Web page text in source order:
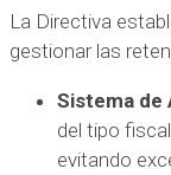
La Directiva
gestionar las
Sistema de
del tipo
evitando